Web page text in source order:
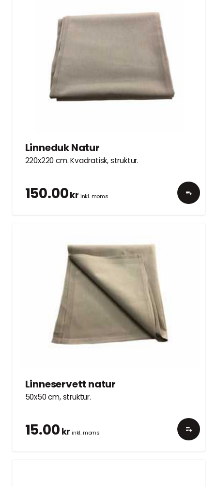
Linneduk Natur
220x220 cm. Kvadratisk, struktur.
150.00kr inkl. moms
Linneservett natur
50x50 cm, struktur.
15.00 kr inkl. moms